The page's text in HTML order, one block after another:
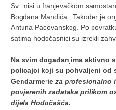
Sv. misi u franjevačkom
Bogdana Mandića. Također je
Antuna Padovanskog. Po
satima hodočasnici su izrekli
Na svim događanjima aktivno
policajci koji su pohvaljeni od
Gendarmerieza profesionalno
povjerenih zadataka prilikom
dijela Hodočašća.